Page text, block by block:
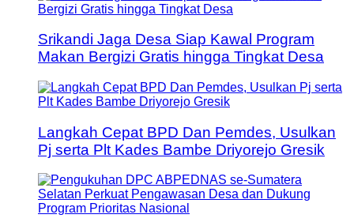
Srikandi Jaga Desa Siap Kawal Program
Makan Bergizi Gratis hingga Tingkat Desa
Langkah Cepat BPD Dan Pemdes, Usulkan
Pj serta Plt Kades Bambe Driyorejo Gresik